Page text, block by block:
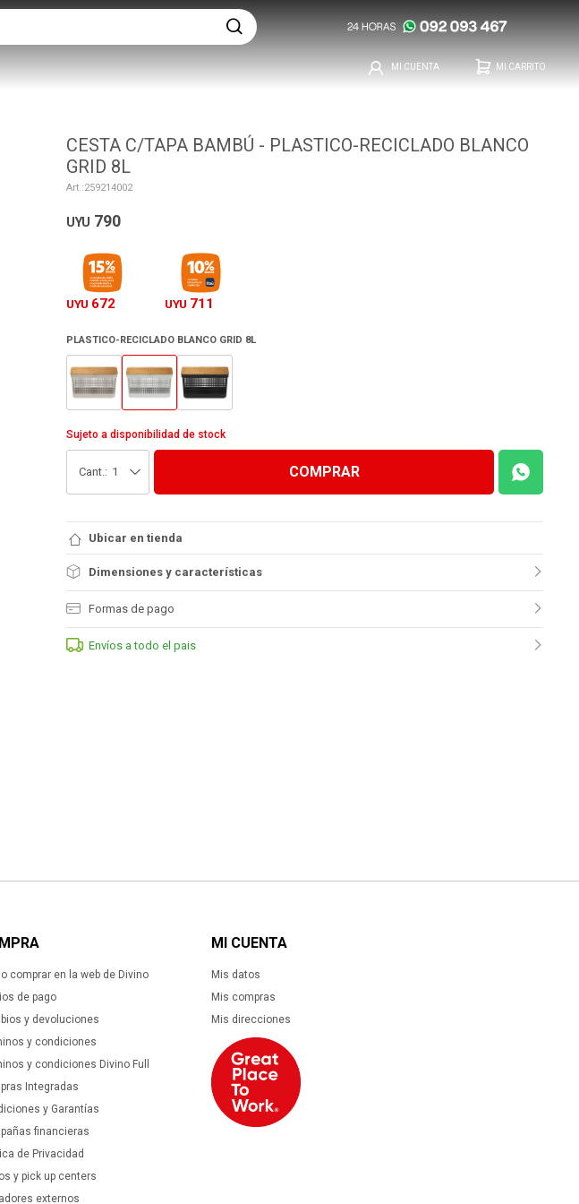
CESTA C/TAPA BAMBÚ - PLASTICO-RECICLADO BLANCO
GRID 8L
259214002
UYU 790
UYU 672 UYU 711
PLASTICO-RECICLADO BLANCO GRID 8L
Sujeto a disponibilidad de stock
1 COMPRAR
Ubicar en tienda
Dimensiones y características
Formas de pago
Envíos a todo el pais
comprar en la web de Divino
de pago
y devoluciones
y condiciones
y condiciones Divino Full
Integradas
y Garantías
financieras
de Privacidad
y pick up centers
externos
MI CUENTA
Mis datos
Mis compras
Mis direcciones